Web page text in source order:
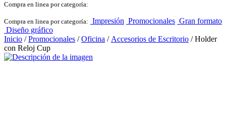
Compra en linea por categoría:
Compra en linea por categoría: Impresión Promocionales Gran formato
Diseño gráfico
Inicio /Promocionales /Oficina / Accesorios de Escritorio / Holder
con Reloj Cup